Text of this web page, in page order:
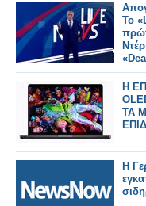
Το
και
Η
ΤΑ
Η